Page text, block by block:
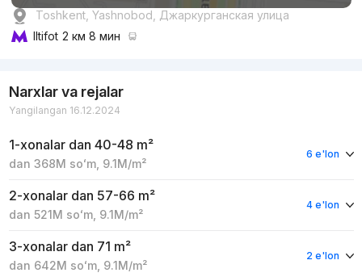
Toshkent, Yashnobod, Джаркурганская улица
Iltifot 2 км 8 мин
Narxlar va rejalar
Yangilangan 16.12.2024
1-xonalar dan 40-48 m²
dan 368M soʻm, 9.1M/m²
6 e'lon
2-xonalar dan 57-66 m²
dan 521M soʻm, 9.1M/m²
4 e'lon
3-xonalar dan 71 m²
dan 642M soʻm, 9.1M/m²
2 e'lon